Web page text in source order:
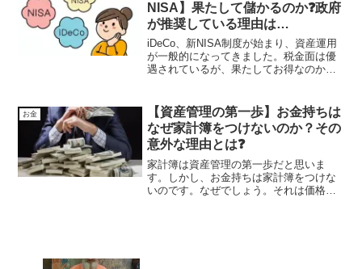
NISA】果たして儲かるのか❓政府
が推奨している理由は…
iDeCo、新NISA制度が始まり、資産運用
が一般的になってきました。税金面は優
遇されているが、果たしてお得なのか？
政府の思惑の中、制度を上手に利用して
賢く資産を増やしていこう。
お金
【資産管理の第一歩】お金持ちは
なぜ家計簿をつけないのか？その
意外な理由とは❓
家計簿は資産管理の第一歩だと思いま
す。しかし、お金持ちは家計簿をつけな
いのです。なぜでしょう。それは価格に